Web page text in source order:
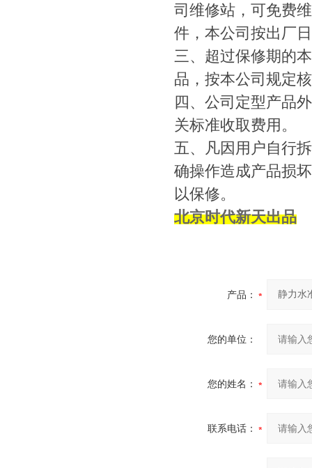
司维修站，可免费
件，本公司按出厂
三、超过保修期的
品，按本公司规定
四、公司定型产品
关标准收取费用。
五、凡因用户自行
确操作造成产品损
以保修。
北京时代新天出品
产品：
您的单位：
您的姓名：
联系电话：